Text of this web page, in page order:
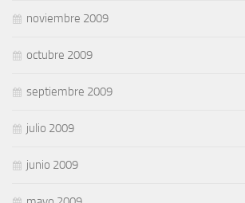
noviembre 2009
octubre 2009
septiembre 2009
julio 2009
junio 2009